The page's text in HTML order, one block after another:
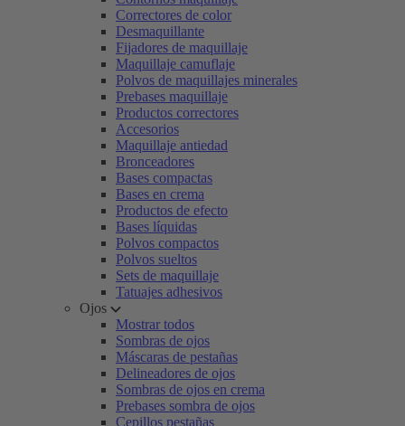
Correctores de color
Desmaquillante
Fijadores de maquillaje
Maquillaje camuflaje
Polvos de maquillajes minerales
Prebases maquillaje
Productos correctores
Accesorios
Maquillaje antiedad
Bronceadores
Bases compactas
Bases en crema
Productos de efecto
Bases líquidas
Polvos compactos
Polvos sueltos
Sets de maquillaje
Tatuajes adhesivos
Ojos
Mostrar todos
Sombras de ojos
Máscaras de pestañas
Delineadores de ojos
Sombras de ojos en crema
Prebases sombra de ojos
Cepillos pestañas